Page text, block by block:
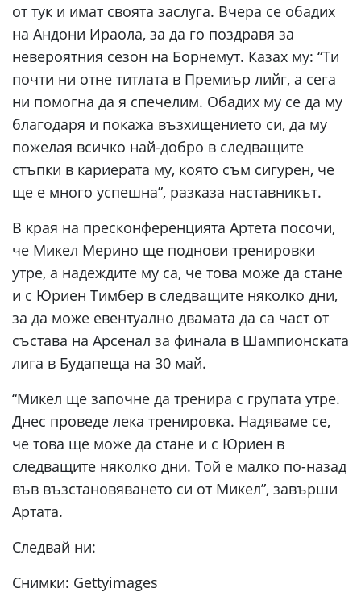
от тук и имат своята заслуга. Вчера се обадих
на Андони Ираола, за да го поздравя за
невероятния сезон на Борнемут. Казах му: “Ти
почти ни отне титлата в Премиър лийг, а сега
ни помогна да я спечелим. Обадих му се да му
благодаря и покажа възхищението си, да му
пожелая всичко най-добро в следващите
стъпки в кариерата му, която съм сигурен, че
ще е много успешна”, разказа наставникът.
В края на пресконференцията Артета посочи,
че Микел Мерино ще поднови тренировки
утре, а надеждите му са, че това може да стане
и с Юриен Тимбер в следващите няколко дни,
за да може евентуално двамата да са част от
състава на Арсенал за финала в Шампионската
лига в Будапеща на 30 май.
“Микел ще започне да тренира с групата утре.
Днес проведе лека тренировка. Надяваме се,
че това ще може да стане и с Юриен в
следващите няколко дни. Той е малко по-назад
във възстановяването си от Микел”, завърши
Артата.
Следвай ни:
Снимки: Gettyimages